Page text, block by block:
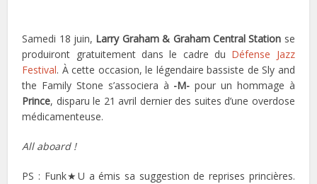
Samedi 18 juin, Larry Graham & Graham Central Station se
produiront gratuitement dans le cadre du Défense Jazz
Festival. À cette occasion, le légendaire bassiste de Sly and
the Family Stone s’associera à -M- pour un hommage à
Prince, disparu le 21 avril dernier des suites d’une overdose
médicamenteuse.
All aboard !
PS : Funk★U a émis sa suggestion de reprises princières.